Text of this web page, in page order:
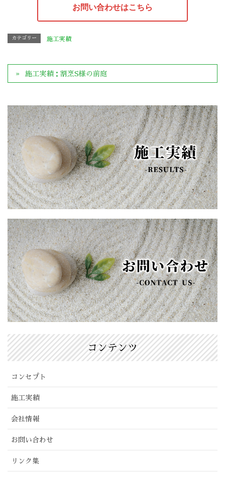
お問い合わせはこちら
カテゴリー 施工実績
施工実績：割烹S様の前庭
コンテンツ
コンセプト
施工実績
会社情報
お問い合わせ
リンク集